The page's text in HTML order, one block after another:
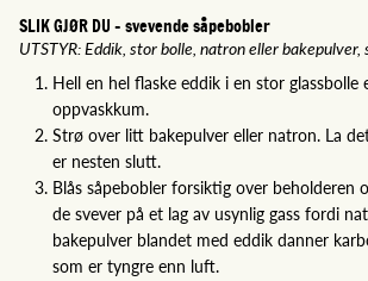
SLIK GJØR DU - svevende såpebobler
UTSTYR: Eddik, stor bolle, natron eller bakepulver,
Hell en hel flaske eddik i en stor glassbolle
oppvaskkum.
Strø over litt bakepulver eller natron. La
er nesten slutt.
Blås såpebobler forsiktig over beholderen
de svever på et lag av usynlig gass fordi
bakepulver blandet med eddik danner
som er tyngre enn luft.